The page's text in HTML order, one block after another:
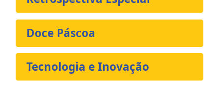
Doce Páscoa
Tecnologia e Inovação